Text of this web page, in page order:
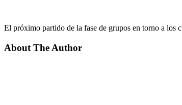
El próximo partido de la fase de grupos en torno a los
About The Author